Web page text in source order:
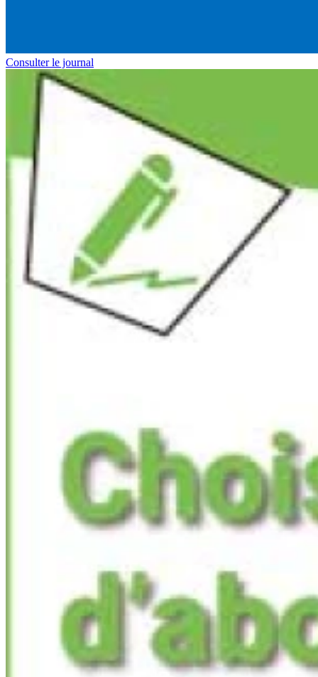
Consulter le journal